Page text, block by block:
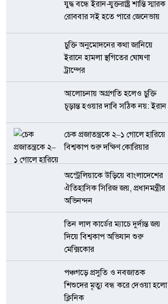
যুদ্ধ বন্ধে ইরান-যুক্তরাষ্ট্র শান্তি স্মারক
রোববার সই হতে পারে জেনেভায়
চুক্তি অনুমোদনের কথা জানিয়ে
ইরানে হামলা স্থগিতের ঘোষণা
ট্রাম্পের
আলোচনায় অগ্রগতি হলেও চুক্তি
চূড়ান্ত হওয়ার দাবি সঠিক নয়: ইরান
চেক প্রজাতন্ত্রকে ২–১ গোলে হারিয়ে
বিশ্বকাপ শুরু দক্ষিণ কোরিয়ার
অস্ট্রেলিয়াকে উড়িয়ে বাংলাদেশের
ঐতিহাসিক সিরিজ জয়, প্রধানমন্ত্রীর
অভিনন্দন
তিন লাল কার্ডের ম্যাচে দুর্দান্ত জয়
দিয়ে বিশ্বকাপ অভিযান শুরু
মেক্সিকোর
পঞ্চগড়ে প্রসুতি ও নবজাতক
শিশুদের মৃত্যু বন্ধ করে দেওয়া হলো
ক্লিনিক